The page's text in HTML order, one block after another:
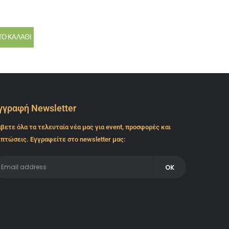
ΚΑΛΆΘΙ
Newsletter
όλα τα τελευταία νέα μας για event, προσφορές και
Εγγραφείτε στο newsletter μας: